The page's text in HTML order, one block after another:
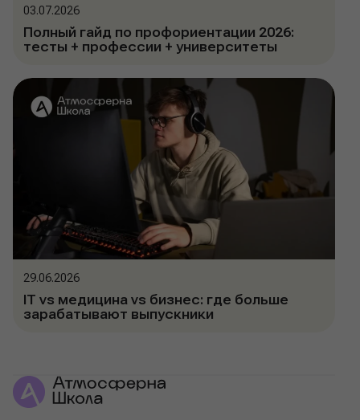
03.07.2026
Полный гайд по профориентации 2026:
тесты + профессии + университеты
29.06.2026
IT vs медицина vs бизнес: где больше
зарабатывают выпускники